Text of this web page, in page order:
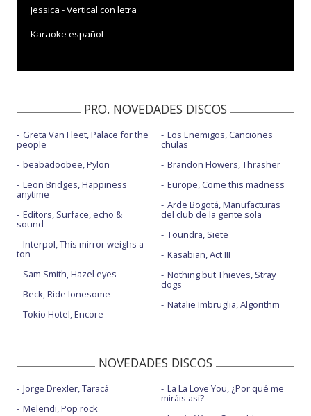
Jessica - Vertical con letra
Karaoke español
PRO. NOVEDADES DISCOS
Greta Van Fleet, Palace for the
people
beabadoobee, Pylon
Leon Bridges, Happiness
anytime
Editors, Surface, echo &
sound
Interpol, This mirror weighs a
ton
Sam Smith, Hazel eyes
Beck, Ride lonesome
Tokio Hotel, Encore
Los Enemigos, Canciones
chulas
Brandon Flowers, Thrasher
Europe, Come this madness
Arde Bogotá, Manufacturas
del club de la gente sola
Toundra, Siete
Kasabian, Act III
Nothing but Thieves, Stray
dogs
Natalie Imbruglia, Algorithm
NOVEDADES DISCOS
Jorge Drexler, Taracá
Melendi, Pop rock
La La Love You, ¿Por qué me
miráis así?